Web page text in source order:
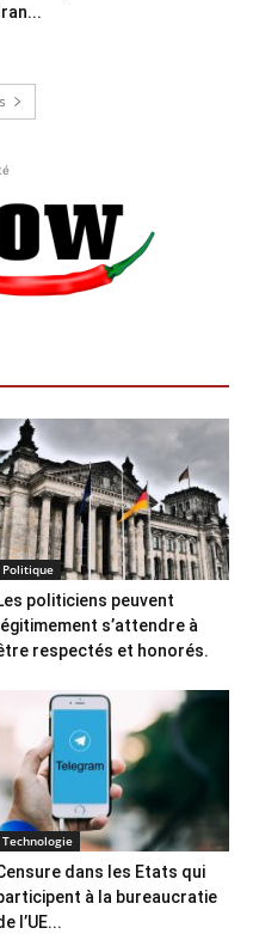
Politique
politiciens peuvent
légitimement s’attendre à
respectés et honorés.
Technologie
dans les Etats qui
à la bureaucratie
l’UE...